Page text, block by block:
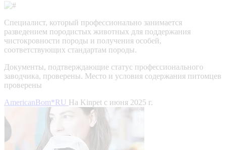
Специалист, который профессионально занимается
разведением породистых животных для поддержания
чистокровности породы и получения особей,
соответствующих стандартам породы.
Документы, подтверждающие статус профессионального
заводчика, проверены. Место и условия содержания питомцев
проверены
AmericanBom*RU На Kinpet c июня 2025 г.